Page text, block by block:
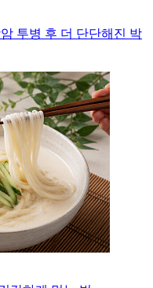
투병 후 더 단단해진 박